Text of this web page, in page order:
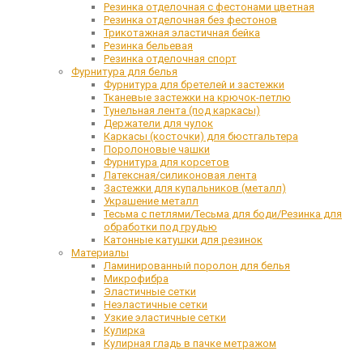
Резинка отделочная с фестонами цветная
Резинка отделочная без фестонов
Трикотажная эластичная бейка
Резинка бельевая
Резинка отделочная спорт
Фурнитура для белья
Фурнитура для бретелей и застежки
Тканевые застежки на крючок-петлю
Тунельная лента (под каркасы)
Держатели для чулок
Каркасы (косточки) для бюстгальтера
Поролоновые чашки
Фурнитура для корсетов
Латексная/силиконовая лента
Застежки для купальников (металл)
Украшение металл
Тесьма с петлями/Тесьма для боди/Резинка для
обработки под грудью
Катонные катушки для резинок
Материалы
Ламинированный поролон для белья
Микрофибра
Эластичные сетки
Неэластичные сетки
Узкие эластичные сетки
Кулирка
Кулирная гладь в пачке метражом